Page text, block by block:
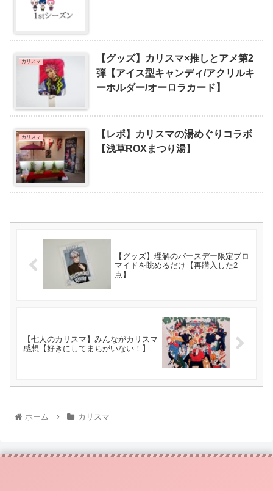
カリスマ
【グッズ】カリスマ×推しとアメ第2
弾【アイス型キャンディ/アクリルキ
ーホルダー/オーロラカード】
カリスマ
【レポ】カリスマの湯めぐりコラボ
【浅草ROXまつり湯】
【グッズ】理解のバースデー限定ブロ
マイドを眺めるだけ【再購入した2
点】
【七人のカリスマ】みんながカリスマ
感想【好きにしてまちがいない！】
ホーム カリスマ